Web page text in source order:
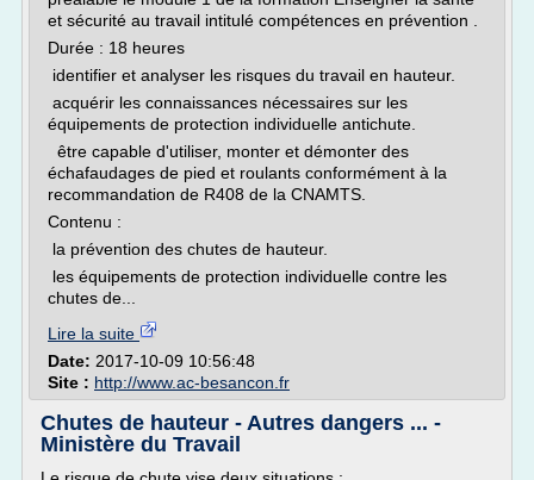
et sécurité au travail intitulé compétences en prévention .
Durée : 18 heures
identifier et analyser les risques du travail en hauteur.
acquérir les connaissances nécessaires sur les
équipements de protection individuelle antichute.
être capable d'utiliser, monter et démonter des
échafaudages de pied et roulants conformément à la
recommandation de R408 de la CNAMTS.
Contenu :
la prévention des chutes de hauteur.
les équipements de protection individuelle contre les
chutes de...
Lire la suite
Date: 2017-10-09 10:56:48
Site : http://www.ac-besancon.fr
Chutes de hauteur - Autres dangers ... -
Ministère du Travail